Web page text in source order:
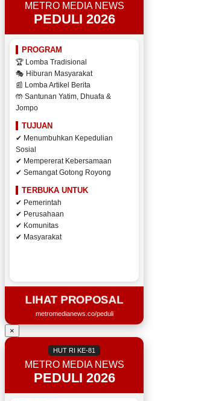
METRO MEDIA NEWS
PEDULI 2026
PROGRAM
🏆 Lomba Tradisional
🎭 Hiburan Masyarakat
📰 Lomba Artikel Berita
🤲 Santunan Yatim, Dhuafa &
Jompo
TUJUAN
✔ Menumbuhkan Kepedulian
Sosial
✔ Mempererat Kebersamaan
✔ Semangat Gotong Royong
TERBUKA UNTUK
✔ Pemerintah
✔ Perusahaan
✔ Komunitas
✔ Masyarakat
LIHAT PROPOSAL
metromedianews.co/peduli
×
HUT RI KE-81
METRO MEDIA NEWS
PEDULI 2026